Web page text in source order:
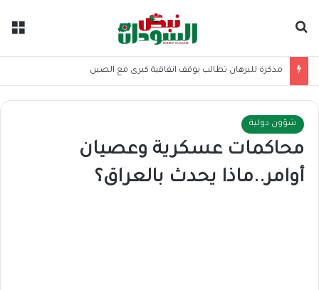
مذكرة للبرهان تطالب بوقف اتفاقية كبرى مع الصين
شؤون دولية
محاكمات عسكرية وعصيان
أوامر..ماذا يحدث بالعراق؟